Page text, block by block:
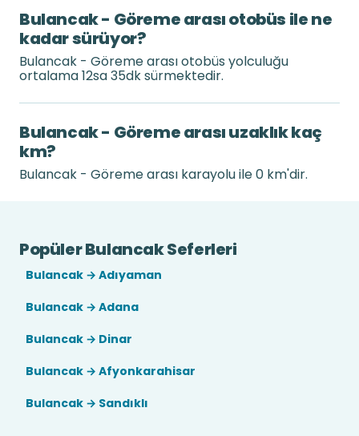
Bulancak - Göreme arası otobüs ile ne
kadar sürüyor?
Bulancak - Göreme arası otobüs yolculuğu
ortalama 12sa 35dk sürmektedir.
Bulancak - Göreme arası uzaklık kaç
km?
Bulancak - Göreme arası karayolu ile 0 km'dir.
Popüler Bulancak Seferleri
Bulancak → Adıyaman
Bulancak → Adana
Bulancak → Dinar
Bulancak → Afyonkarahisar
Bulancak → Sandıklı